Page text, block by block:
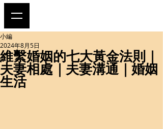
維繫婚姻的七大黃金法則｜
夫妻相處｜夫妻溝通｜婚姻
生活
小編
2024年8月5日